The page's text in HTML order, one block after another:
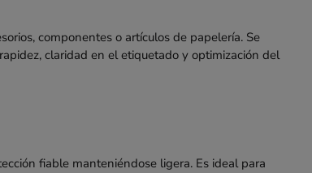
componentes o artículos de papelería. Se
claridad en el etiquetado y optimización del
fiable manteniéndose ligera. Es ideal para